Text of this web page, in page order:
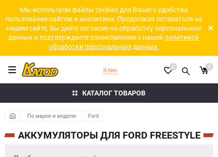
Мы используем файлы cookies для Вашего удобства
пользования сайтом и аналитики. Продолжая оставаться на
нашем сайте, Вы даёте согласие на обработку персональных
данных и подтверждаете ознакомление с нашей политикой
обработки персональных данных.
КАТАЛОГ ТОВАРОВ
Клин 0 0
По марке и модели Ford
АККУМУЛЯТОРЫ ДЛЯ FORD FREESTYLE